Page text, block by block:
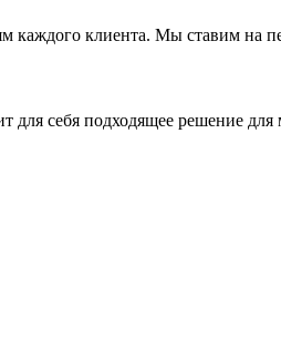
клиента. Мы ставим на
себя подходящее решение для